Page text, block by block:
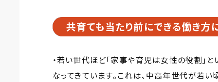
共育ても当たり前にできる働き方
・若い世代ほど「家事や育児は女性の役割」
なってきています。これは、中高年世代が若